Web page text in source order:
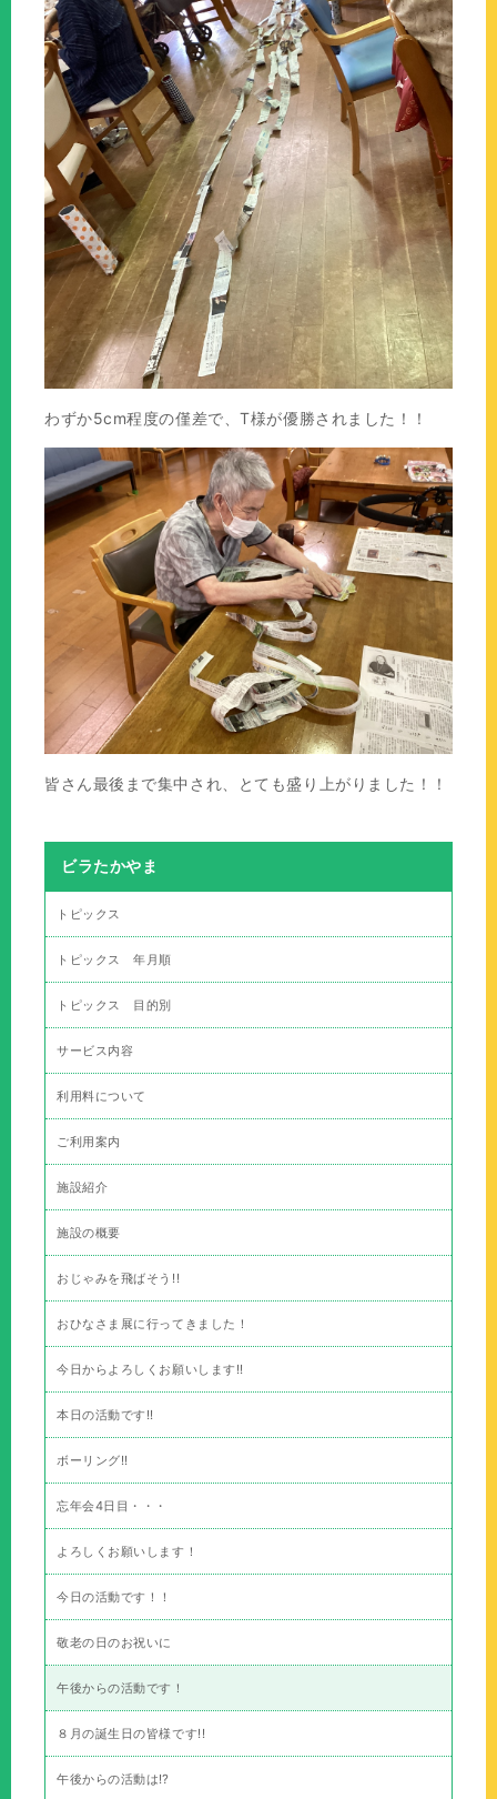
わずか5cm程度の僅差で、T様が優勝されました！！
皆さん最後まで集中され、とても盛り上がりました！！
ビラたかやま
トピックス
トピックス 年月順
トピックス 目的別
サービス内容
利用料について
ご利用案内
施設紹介
施設の概要
おじゃみを飛ばそう!!
おひなさま展に行ってきました！
今日からよろしくお願いします!!
本日の活動です!!
ボーリング!!
忘年会4日目・・・
よろしくお願いします！
今日の活動です！！
敬老の日のお祝いに
午後からの活動です！
８月の誕生日の皆様です!!
午後からの活動は⁉